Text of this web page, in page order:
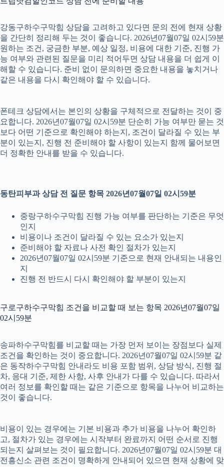
강동구하수구막힘 상담을 고려하고 있다면 문의 전에 현재 상황
을 간단히 정리해 두는 것이 좋습니다. 2026년07월07일 02시59분
원하는 조건, 궁금한 부분, 예상 일정, 비용에 대한 기준, 진행 가
능 여부와 관련된 질문을 미리 적어두면 상담 내용을 더 쉽게 이
해할 수 있습니다. 준비 없이 문의하면 중요한 내용을 놓치거나
같은 내용을 다시 확인해야 할 수 있습니다.
폰테크 상담에서는 본인의 상황을 구체적으로 전달하는 것이 중
요합니다. 2026년07월07일 02시59분 단순히 가능 여부만 묻는 것
보다 어떤 기준으로 확인해야 하는지, 조건이 달라질 수 있는 부
분이 있는지, 진행 전 준비해야 할 사항이 있는지 함께 물어보면
더 정확한 안내를 받을 수 있습니다.
동탄피부과 상담 전 질문 항목 2026년07월07일 02시59분
중랑구하수구막힘 진행 가능 여부를 판단하는 기준은 무엇
인지
비용이나 조건이 달라질 수 있는 요소가 있는지
준비해야 할 자료나 사전 확인 절차가 있는지
2026년07월07일 02시59분 기준으로 현재 안내되는 내용인
지
진행 전 반드시 다시 확인해야 할 부분이 있는지
구로구하수구막힘 조건을 비교할 때 보는 항목 2026년07월07일
02시59분
송파하수구막힘를 비교할 때는 가장 먼저 보이는 장점보다 실제
조건을 확인하는 것이 중요합니다. 2026년07월07일 02시59분 같
은 동작하수구막힘 안내라도 비용 포함 범위, 상담 방식, 진행 절
차, 응대 기준, 제한 사항, 사후 안내가 다를 수 있습니다. 따라서
여러 정보를 확인할 때는 같은 기준으로 항목을 나누어 비교하는
것이 좋습니다.
비용이 있는 경우에는 기본 비용과 추가 비용을 나누어 확인하
고, 절차가 있는 경우에는 시작부터 완료까지 어떤 순서로 진행
되는지 살펴보는 것이 필요합니다. 2026년07월07일 02시59분 대
전흥신소 관련 조건이 명확하게 안내되어 있으면 현재 상황에 맞